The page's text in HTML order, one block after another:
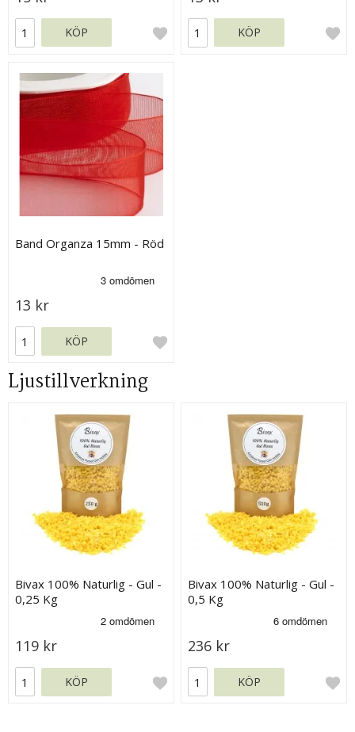
KÖP KÖP
Band Organza 15mm - Röd
13 kr
KÖP
Ljustillverkning
Bivax 100% Naturlig - Gul -
0,25 Kg
119 kr
KÖP
Bivax 100% Naturlig - Gul -
0,5 Kg
236 kr
KÖP